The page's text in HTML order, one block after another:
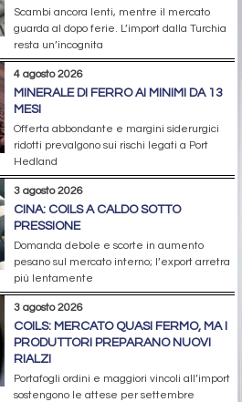
Scambi ancora lenti, mentre il mercato
guarda al dopo ferie. L’import dalla Turchia
resta un’incognita
4 agosto 2026
MINERALE DI FERRO AI MINIMI DA 13
MESI
Offerta abbondante e margini siderurgici
ridotti prevalgono sui rischi legati a Port
Hedland
3 agosto 2026
CINA: COILS A CALDO SOTTO
PRESSIONE
Domanda debole e scorte in aumento
pesano sul mercato interno; l’export arretra
più lentamente
3 agosto 2026
COILS: MERCATO QUASI FERMO, MA I
PRODUTTORI PREPARANO NUOVI
RIALZI
Portafogli ordini e maggiori vincoli all’import
sostengono le attese per settembre